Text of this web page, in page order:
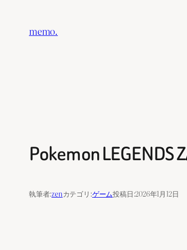
memo.
Pokemon
執筆者:zenカテゴリ:ゲーム投稿日:2026年1月12日